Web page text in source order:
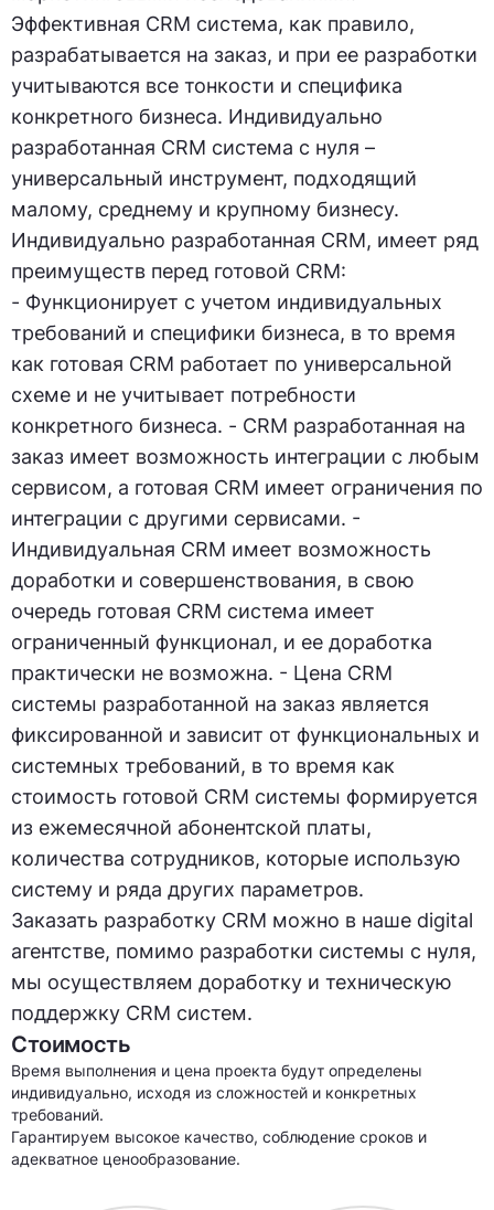
Эффективная CRM система, как правило,
разрабатывается на заказ, и при ее разработки
учитываются все тонкости и специфика
конкретного бизнеса. Индивидуально
разработанная CRM система с нуля –
универсальный инструмент, подходящий
малому, среднему и крупному бизнесу.
Индивидуально разработанная CRM, имеет ряд
преимуществ перед готовой CRM:
- Функционирует с учетом индивидуальных
требований и специфики бизнеса, в то время
как готовая CRM работает по универсальной
схеме и не учитывает потребности
конкретного бизнеса. - CRM разработанная на
заказ имеет возможность интеграции с любым
сервисом, а готовая CRM имеет ограничения по
интеграции с другими сервисами. -
Индивидуальная CRM имеет возможность
доработки и совершенствования, в свою
очередь готовая CRM система имеет
ограниченный функционал, и ее доработка
практически не возможна. - Цена CRM
системы разработанной на заказ является
фиксированной и зависит от функциональных и
системных требований, в то время как
стоимость готовой CRM системы формируется
из ежемесячной абонентской платы,
количества сотрудников, которые использую
систему и ряда других параметров.
Заказать разработку CRM можно в наше digital
агентстве, помимо разработки системы с нуля,
мы осуществляем доработку и техническую
поддержку CRM систем.
Стоимость
Время выполнения и цена проекта будут определены
индивидуально, исходя из сложностей и конкретных
требований.
Гарантируем высокое качество, соблюдение сроков и
адекватное ценообразование.